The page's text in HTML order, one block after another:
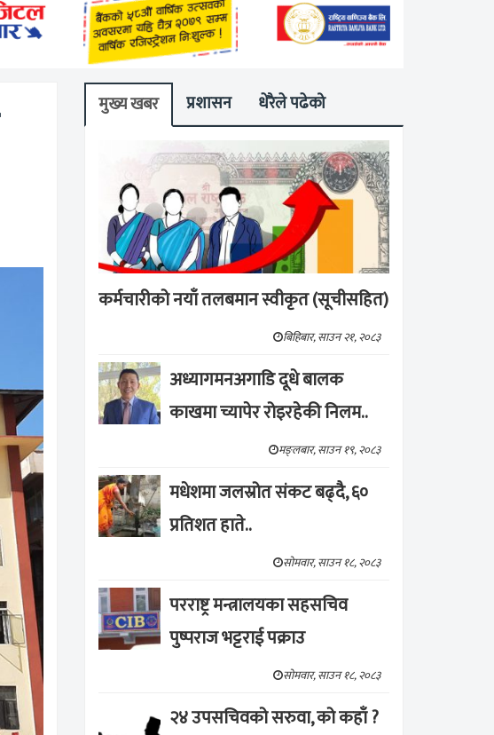
मुख्य खबर प्रशासन धेरैले पढेको
कर्मचारीको नयाँ तलबमान स्वीकृत (सूचीसहित)
बिहिबार, साउन २१, २०८३
अध्यागमनअगाडि दूधे बालक
काखमा च्यापेर रोइरहेकी निलम..
मङ्लबार, साउन १९, २०८३
मधेशमा जलस्रोत संकट बढ्दै, ६०
प्रतिशत हाते..
सोमवार, साउन १८, २०८३
परराष्ट्र मन्त्रालयका सहसचिव
पुष्पराज भट्टराई पक्राउ
सोमवार, साउन १८, २०८३
२४ उपसचिवको सरुवा, को कहाँ ?